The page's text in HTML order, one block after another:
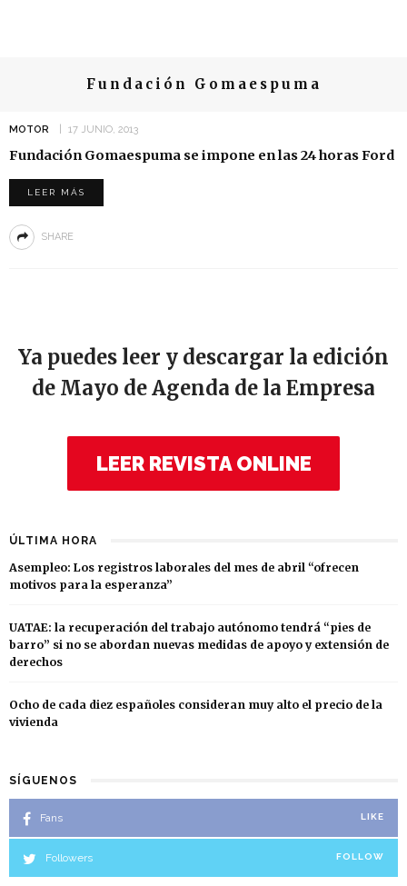
Fundación Gomaespuma
MOTOR 17 JUNIO, 2013
Fundación Gomaespuma se impone en las 24 horas Ford
LEER MÁS
SHARE
Ya puedes leer y descargar la edición
de Mayo de Agenda de la Empresa
LEER REVISTA ONLINE
ÚLTIMA HORA
Asempleo: Los registros laborales del mes de abril “ofrecen
motivos para la esperanza”
UATAE: la recuperación del trabajo autónomo tendrá “pies de
barro” si no se abordan nuevas medidas de apoyo y extensión de
derechos
Ocho de cada diez españoles consideran muy alto el precio de la
vivienda
SÍGUENOS
Fans LIKE
Followers FOLLOW